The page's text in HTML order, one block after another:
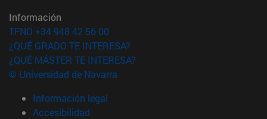
Información
TFNO +34 948 42 56 00
¿QUÉ GRADO TE INTERESA?
¿QUÉ MÁSTER TE INTERESA?
© Universidad de Navarra
Información legal
Accesibilidad